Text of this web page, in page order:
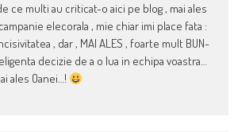
ce multi au criticat-o aici pe blog , mai ales
elecorala , mie chiar imi place fata :
, dar , MAI ALES , foarte mult BUN-
decizie de a o lua in echipa voastra…
ales Oanei…!